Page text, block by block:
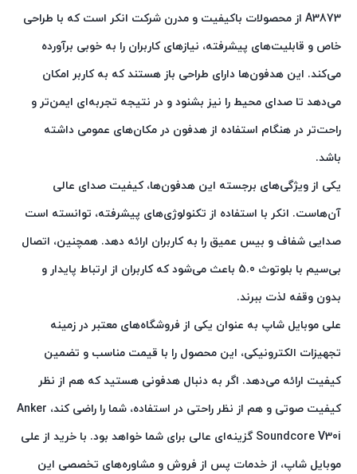
A3873 از محصولات باکیفیت و مدرن شرکت انکر است که با طراحی
خاص و قابلیت‌های پیشرفته، نیازهای کاربران را به خوبی برآورده
می‌کند. این هدفون‌ها دارای طراحی باز هستند که به کاربر امکان
می‌دهد تا صدای محیط را نیز بشنود و در نتیجه تجربه‌ای ایمن‌تر و
راحت‌تر در هنگام استفاده از هدفون در مکان‌های عمومی داشته
باشد.
یکی از ویژگی‌های برجسته این هدفون‌ها، کیفیت صدای عالی
آن‌هاست. انکر با استفاده از تکنولوژی‌های پیشرفته، توانسته است
صدایی شفاف و بیس عمیق را به کاربران ارائه دهد. همچنین، اتصال
بی‌سیم با بلوتوث 5.0 باعث می‌شود که کاربران از ارتباط پایدار و
بدون وقفه لذت ببرند.
علی موبایل شاپ به عنوان یکی از فروشگاه‌های معتبر در زمینه
تجهیزات الکترونیکی، این محصول را با قیمت مناسب و تضمین
کیفیت ارائه می‌دهد. اگر به دنبال هدفونی هستید که هم از نظر
کیفیت صوتی و هم از نظر راحتی در استفاده، شما را راضی کند، Anker
Soundcore V30i گزینه‌ای عالی برای شما خواهد بود. با خرید از علی
موبایل شاپ، از خدمات پس از فروش و مشاوره‌های تخصصی این